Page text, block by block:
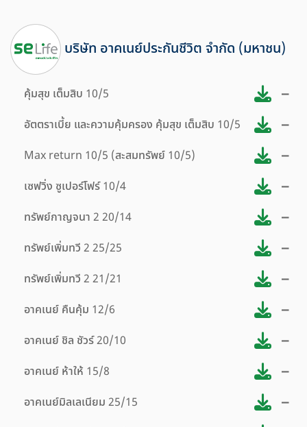
บริษัท อาคเนย์ประกันชีวิต จำกัด (มหาชน)
คุ้มสุข เต็มสิบ 10/5 –
อัตตราเบี้ย และความคุ้มครอง คุ้มสุข เต็มสิบ 10/5 –
Max return 10/5 (สะสมทรัพย์ 10/5) –
เซฟวิ่ง ซูเปอร์โฟร์ 10/4 –
ทรัพย์กาญจนา 2 20/14 –
ทรัพย์เพิ่มทวี 2 25/25 –
ทรัพย์เพิ่มทวี 2 21/21 –
อาคเนย์ คืนคุ้ม 12/6 –
อาคเนย์ ชิล ชัวร์ 20/10 –
อาคเนย์ ห้าให้ 15/8 –
อาคเนย์มิลเลเนียม 25/15 –